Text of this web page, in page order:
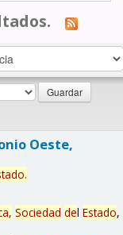
Oeste,
.
Sociedad del Estado,